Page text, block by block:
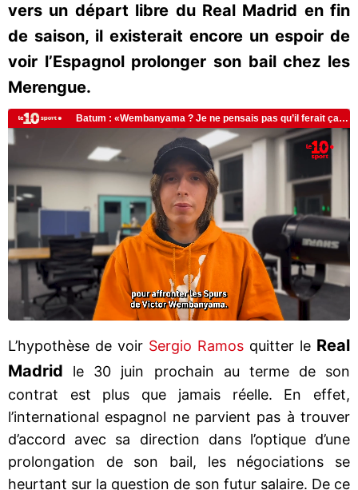
vers un départ libre du Real Madrid en fin
de saison, il existerait encore un espoir de
voir l’Espagnol prolonger son bail chez les
Merengue.
L’hypothèse de voir Sergio Ramos quitter le Real
Madrid le 30 juin prochain au terme de son
contrat est plus que jamais réelle. En effet,
l’international espagnol ne parvient pas à trouver
d’accord avec sa direction dans l’optique d’une
prolongation de son bail, les négociations se
heurtant sur la question de son futur salaire. De ce